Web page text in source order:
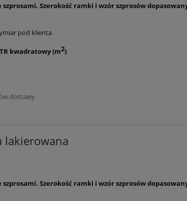
Szerokość ramki i wzór szprosów
pod klienta
kwadratowy (m2)
dostawy
lakierowana
Szerokość ramki i wzór szprosów